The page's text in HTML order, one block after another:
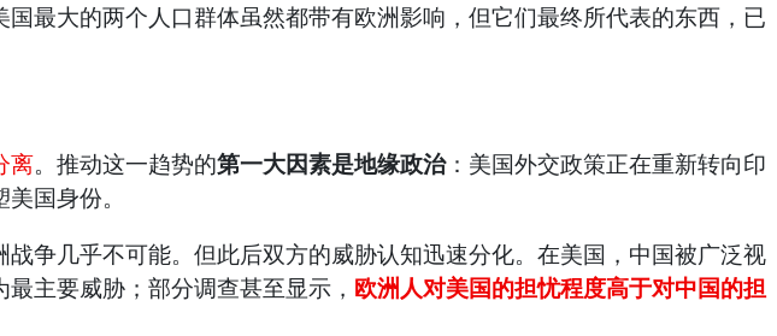
最大的两个人口群体虽然都带有欧洲影响，但它们最终所代表的东西，已
离。推动这一趋势的第一大因素是地缘政治：美国外交政策正在重新转向印
国身份。
争几乎不可能。但此后双方的威胁认知迅速分化。在美国，中国被广泛视
主要威胁；部分调查甚至显示， 欧洲人对美国的担忧程度高于对中国的担